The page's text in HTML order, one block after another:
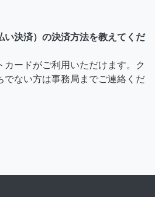
い決済）の決済方法を教えてくだ
カードがご利用いただけます。ク
でない方は事務局までご連絡くだ